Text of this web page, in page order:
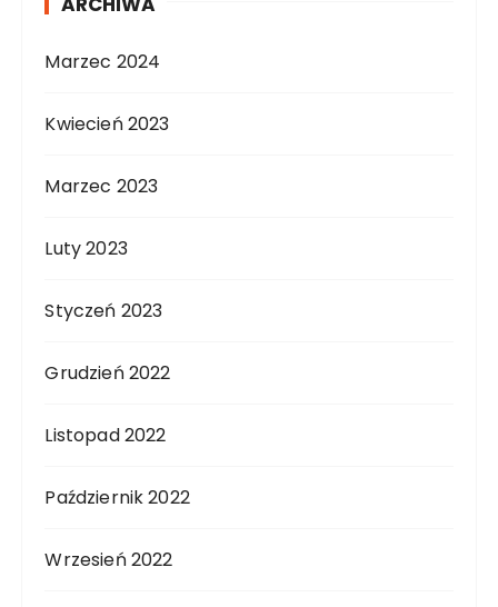
Marzec 2024
Kwiecień 2023
Marzec 2023
Luty 2023
Styczeń 2023
Grudzień 2022
Listopad 2022
Październik 2022
Wrzesień 2022